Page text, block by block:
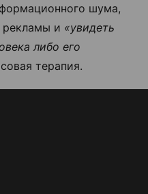
шума,
рекламы и «увидеть
либо его
терапия.